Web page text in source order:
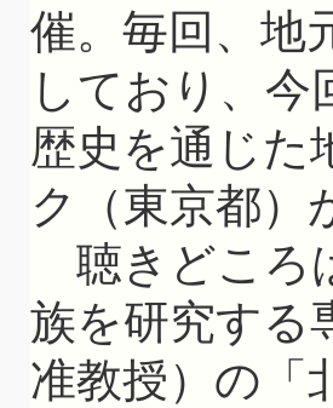
催。毎回、地
しており、
歴史を通じた
ク（東京都）
聴きどころ
族を研究する
准教授）の「